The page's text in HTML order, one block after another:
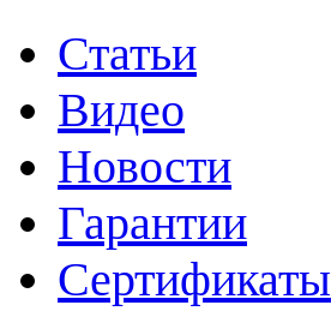
Статьи
Видео
Новости
Гарантии
Сертификаты